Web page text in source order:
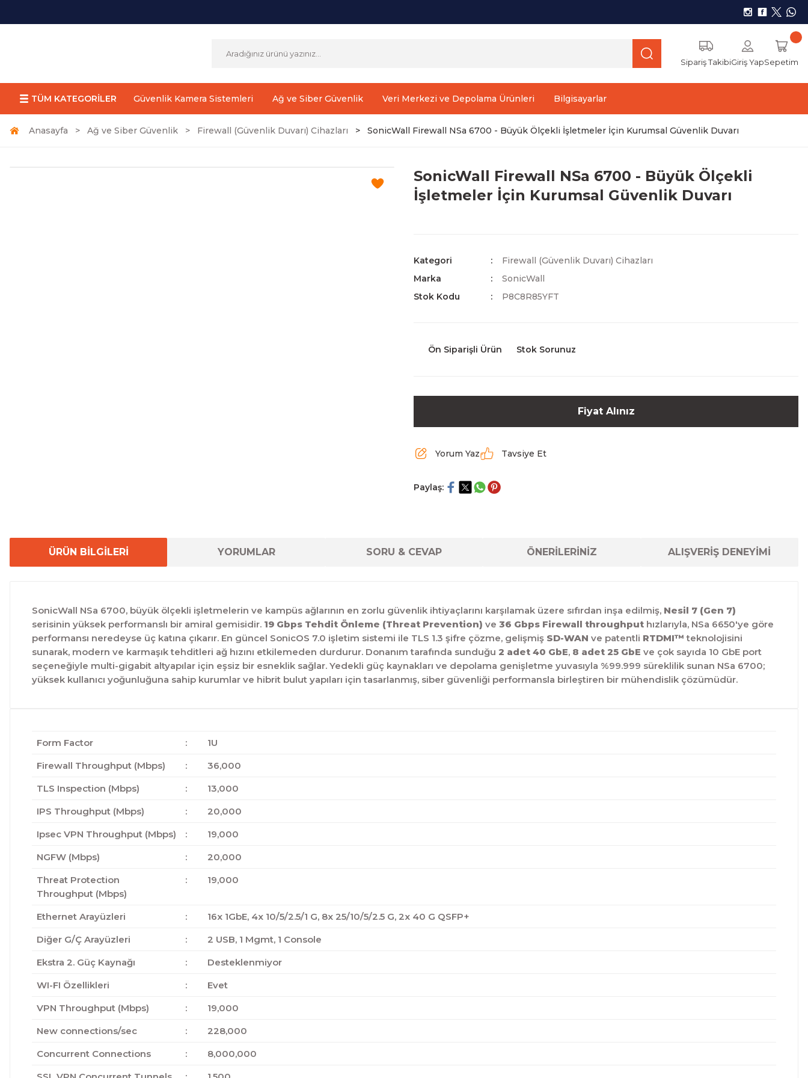
Sipariş TakibiGiriş YapSepetim
TÜM KATEGORİLER Güvenlik Kamera Sistemleri Ağ ve Siber Güvenlik Veri Merkezi ve Depolama Ürünleri Bilgisayarlar
Anasayfa Ağ ve Siber Güvenlik Firewall (Güvenlik Duvarı) Cihazları SonicWall Firewall NSa 6700 - Büyük Ölçekli İşletmeler İçin Kurumsal Güvenlik Duvarı
SonicWall Firewall NSa 6700 - Büyük Ölçekli
İşletmeler İçin Kurumsal Güvenlik Duvarı
Kategori
Firewall (Güvenlik Duvarı) Cihazları
Marka
SonicWall
Stok Kodu
P8C8R85YFT
Ön Siparişli Ürün Stok Sorunuz
Fiyat Alınız
Yorum Yaz Tavsiye Et
Paylaş:
ÜRÜN BİLGİLERİ YORUMLAR SORU & CEVAP ÖNERİLERİNİZ ALIŞVERİŞ DENEYİMİ
SonicWall NSa 6700, büyük ölçekli işletmelerin ve kampüs ağlarının en zorlu güvenlik ihtiyaçlarını karşılamak üzere sıfırdan inşa edilmiş, Nesil 7 (Gen 7)
serisinin yüksek performanslı bir amiral gemisidir. 19 Gbps Tehdit Önleme (Threat Prevention) ve 36 Gbps Firewall throughput hızlarıyla, NSa 6650'ye göre
performansı neredeyse üç katına çıkarır. En güncel SonicOS 7.0 işletim sistemi ile TLS 1.3 şifre çözme, gelişmiş SD-WAN ve patentli RTDMI™ teknolojisini
sunarak, modern ve karmaşık tehditleri ağ hızını etkilemeden durdurur. Donanım tarafında sunduğu 2 adet 40 GbE, 8 adet 25 GbE ve çok sayıda 10 GbE port
seçeneğiyle multi-gigabit altyapılar için eşsiz bir esneklik sağlar. Yedekli güç kaynakları ve depolama genişletme yuvasıyla %99.999 süreklilik sunan NSa 6700;
yüksek kullanıcı yoğunluğuna sahip kurumlar ve hibrit bulut yapıları için tasarlanmış, siber güvenliği performansla birleştiren bir mühendislik çözümüdür.
Form Factor :
1U
Firewall Throughput (Mbps)
:
36,000
TLS Inspection (Mbps)
:
13,000
IPS Throughput (Mbps)
:
20,000
Ipsec VPN Throughput (Mbps)
:
19,000
NGFW (Mbps)
:
20,000
Threat Protection
Throughput (Mbps)
: 19,000
Ethernet Arayüzleri :
16x 1GbE, 4x 10/5/2.5/1 G, 8x 25/10/5/2.5 G, 2x 40 G QSFP+
Diğer G/Ç Arayüzleri
:
2 USB, 1 Mgmt, 1 Console
Ekstra 2. Güç Kaynağı
:
Desteklenmiyor
WI-FI Özellikleri
:
Evet
VPN Throughput (Mbps)
:
19,000
New connections/sec
:
228,000
Concurrent Connections
:
8,000,000